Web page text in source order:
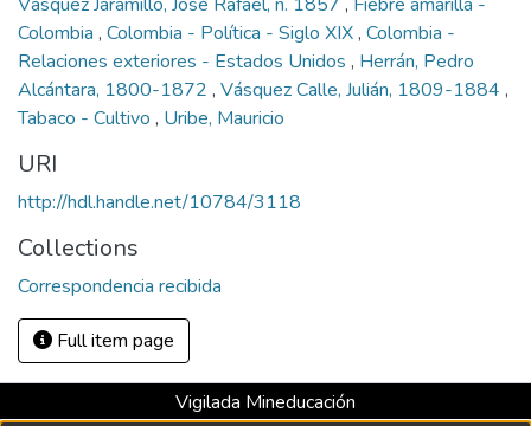
Colombia , Colombia - Política - Siglo XIX, Colombia -
Relaciones exteriores - Estados Unidos , Herrán, Pedro
Alcántara, 1800-1872 , Vásquez Calle, Julián, 1809-1884 ,
Tabaco - Cultivo , Uribe, Mauricio
URI
http://hdl.handle.net/10784/3118
Collections
Correspondencia recibida
Full item page
Vigilada Mineducación